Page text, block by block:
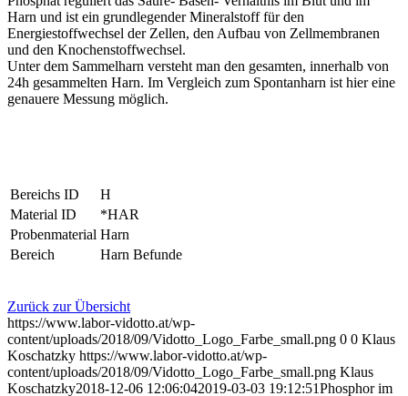
Harn und ist ein grundlegender Mineralstoff für den
Energiestoffwechsel der Zellen, den Aufbau von Zellmembranen
und den Knochenstoffwechsel.
Unter dem Sammelharn versteht man den gesamten, innerhalb von
24h gesammelten Harn. Im Vergleich zum Spontanharn ist hier eine
genauere Messung möglich.
Bereichs ID
H
Material ID
*HAR
Probenmaterial Harn
Bereich
Harn Befunde
Zurück zur Übersicht
https://www.labor-vidotto.at/wp-
content/uploads/2018/09/Vidotto_Logo_Farbe_small.png 0 0 Klaus
Koschatzky https://www.labor-vidotto.at/wp-
content/uploads/2018/09/Vidotto_Logo_Farbe_small.png Klaus
Koschatzky2018-12-06 12:06:042019-03-03 19:12:51Phosphor im